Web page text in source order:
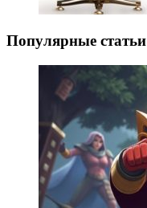
Популярные статьи